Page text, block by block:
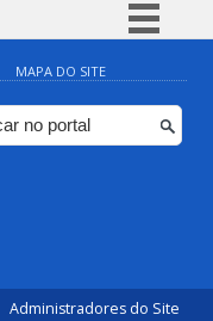
Simplifique!
Comunica BR
Participe
MAPA DO SITE
Administradores do Site